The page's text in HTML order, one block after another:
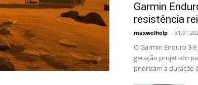
Garmin
resistência
maxwelhelp -
O Garmin Enduro 3
geração projetado
priorizam a duração